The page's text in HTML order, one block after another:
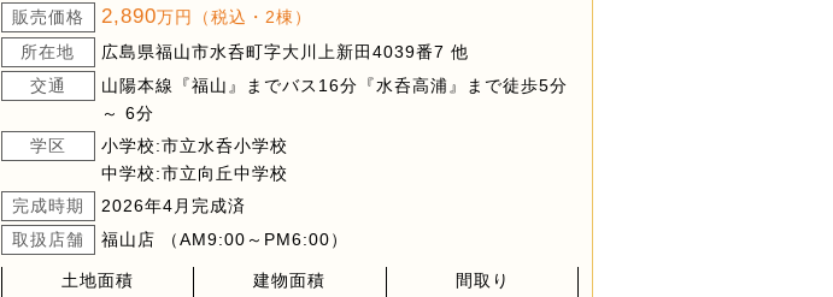
販売価格 2,890万円（税込・2棟）
所在地
広島県福山市水呑町字大川上新田4039番7 他
交通
山陽本線『福山』までバス16分『水呑高浦』まで徒歩5分
～ 6分
学区
小学校:市立水呑小学校
中学校:市立向丘中学校
完成時期
2026年4月完成済
取扱店舗
福山店 （AM9:00～PM6:00）
土地面積
建物面積
間取り